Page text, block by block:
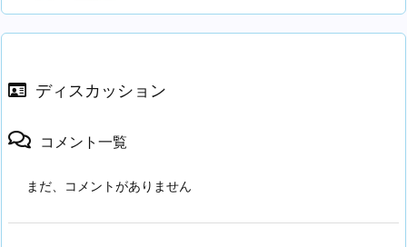
ディスカッション
コメント一覧
まだ、コメントがありません